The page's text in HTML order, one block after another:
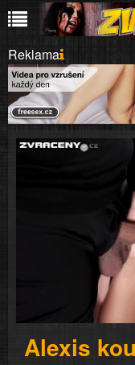
Reklama
Alexis